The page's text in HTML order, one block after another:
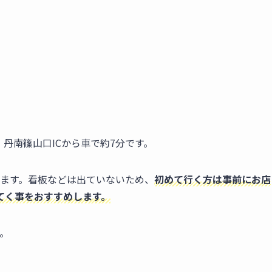
南篠山口ICから車で約7分です。
。看板などは出ていないため、 初めて行く方は事前にお店
事をおすすめします。